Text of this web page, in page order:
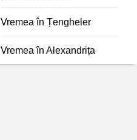
Vremea în Țengheler
Vremea în Alexandrița